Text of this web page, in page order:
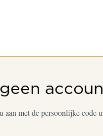
aan met de persoonlijke code